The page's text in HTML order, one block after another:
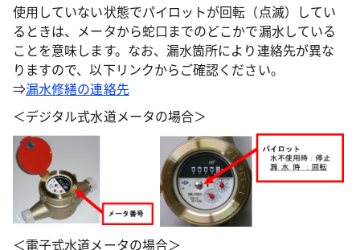
使用していない状態でパイロットが回転（点滅）してい
るときは、メータから蛇口までのどこかで漏水している
ことを意味します。なお、漏水箇所により連絡先が異な
りますので、以下リンクからご確認ください。
⇒漏水修繕の連絡先
＜デジタル式水道メータの場合＞
＜電子式水道メータの場合＞